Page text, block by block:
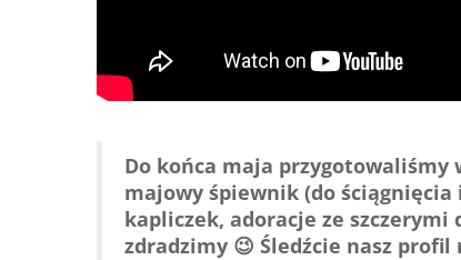
Do końca maja
majowy śpiewnik (do
kapliczek, adoracje ze
zdradzimy 😉 Śledźcie nasz